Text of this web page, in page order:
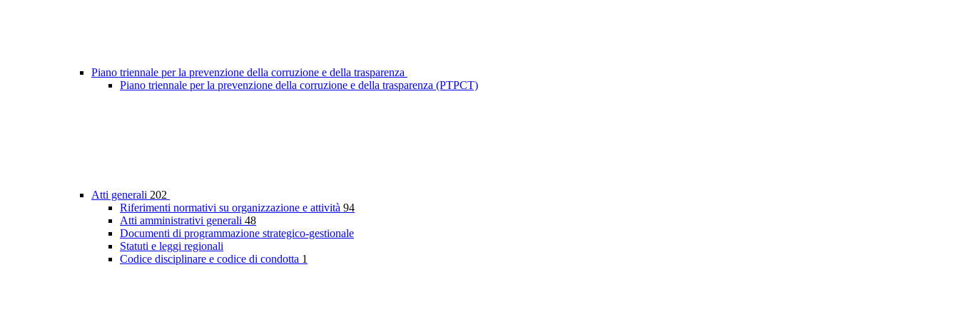
Piano triennale per la prevenzione della corruzione e della trasparenza
Piano triennale per la prevenzione della corruzione e della trasparenza (PTPCT)
Atti generali 202
Riferimenti normativi su organizzazione e attività 94
Atti amministrativi generali 48
Documenti di programmazione strategico-gestionale
Statuti e leggi regionali
Codice disciplinare e codice di condotta 1